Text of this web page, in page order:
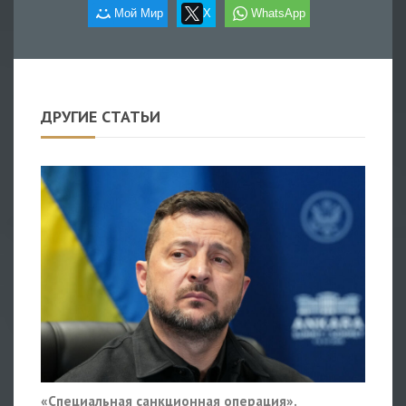
Мой Мир X WhatsApp
ДРУГИЕ СТАТЬИ
«Специальная санкционная операция».